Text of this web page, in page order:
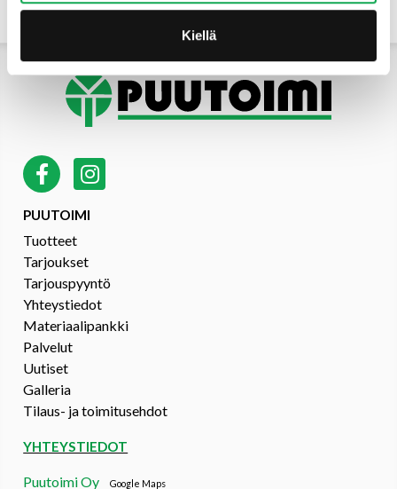
Kiellä
PUUTOIMI
Tuotteet
Tarjoukset
Tarjouspyyntö
Yhteystiedot
Materiaalipankki
Palvelut
Uutiset
Galleria
Tilaus- ja toimitusehdot
YHTEYSTIEDOT
Puutoimi OyGoogle Maps